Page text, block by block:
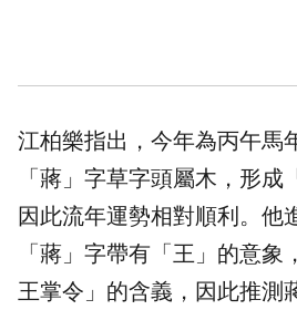
江柏樂指出，今年為丙午馬
「蔣」字草字頭屬木，形成
因此流年運勢相對順利。他
「蔣」字帶有「王」的意象
王掌令」的含義，因此推測